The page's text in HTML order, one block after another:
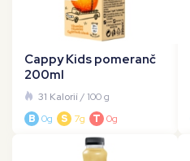
Cappy Kids pomeranč
200ml
31 Kalorií/ 100 g
B 0g S 7g T 0g